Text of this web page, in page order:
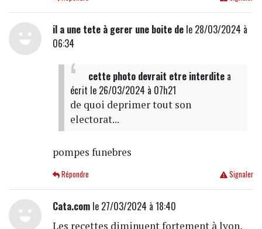
il a une tete à gerer une boite dele 28/03/2024 à
06:34
cette photo devrait etre interditea
écrit le 26/03/2024 à 07h21
de quoi deprimer tout son
electorat...
pompes funebres
Signaler
Répondre
Cata.comle 27/03/2024 à 18:40
Les recettes diminuent fortement à lyon,